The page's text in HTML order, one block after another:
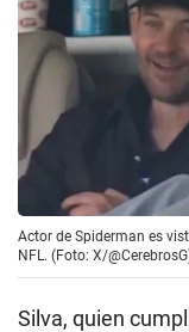
Actor de Spiderman es
NFL. (Foto: X/
Silva, quien